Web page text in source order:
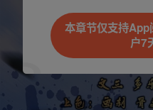
本章节仅支持
户7